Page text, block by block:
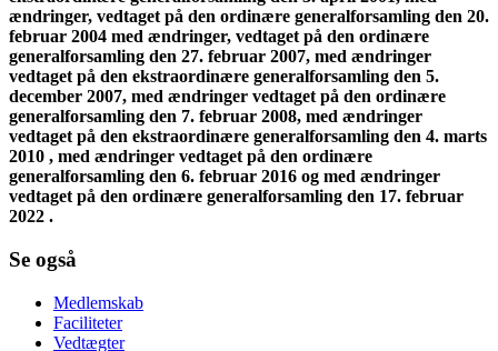
ændringer, vedtaget på den ordinære generalforsamling den 20.
februar 2004 med ændringer, vedtaget på den ordinære
generalforsamling den 27. februar 2007, med ændringer
vedtaget på den ekstraordinære generalforsamling den 5.
december 2007, med ændringer vedtaget på den ordinære
generalforsamling den 7. februar 2008, med ændringer
vedtaget på den ekstraordinære generalforsamling den 4. marts
2010 , med ændringer vedtaget på den ordinære
generalforsamling den 6. februar 2016 og med ændringer
vedtaget på den ordinære generalforsamling den 17. februar
2022 .
Se også
Medlemskab
Faciliteter
Vedtægter